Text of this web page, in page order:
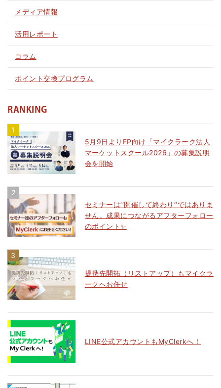
メディア情報
活用レポート
コラム
ポイント交換プログラム
RANKING
5月9日よりFP向け「マイクラーク法人
マーケットスクール2026」の募集説明
会を開始
セミナーは‘‘開催して終わり‘‘ではありま
せん。成果につながるアフターフォロー
のポイント✨
提携先開拓（リストアップ）もマイクラ
ークへお任せ
LINE公式アカウントもMyClerkへ！